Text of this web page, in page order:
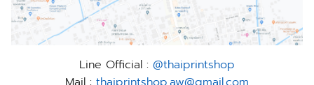
Line Official : @thaiprintshop